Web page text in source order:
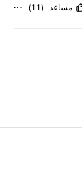
مساعد (
11
)